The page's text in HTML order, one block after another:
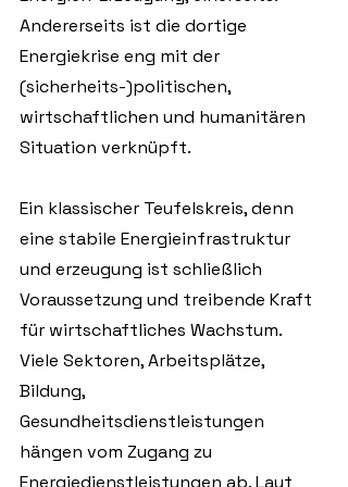
Andererseits ist die dortige
Energiekrise eng mit der
(sicherheits-)politischen,
wirtschaftlichen und humanitären
Situation verknüpft.
Ein klassischer Teufelskreis, denn
eine stabile Energieinfrastruktur
und erzeugung ist schließlich
Voraussetzung und treibende Kraft
für wirtschaftliches Wachstum.
Viele Sektoren, Arbeitsplätze,
Bildung,
Gesundheitsdienstleistungen
hängen vom Zugang zu
Energiedienstleistungen ab. Laut